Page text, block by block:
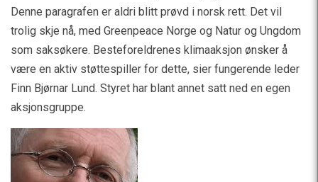
Denne paragrafen er aldri blitt prøvd i norsk rett. Det vil
trolig skje nå, med Greenpeace Norge og Natur og Ungdom
som saksøkere. Besteforeldrenes klimaaksjon ønsker å
være en aktiv støttespiller for dette, sier fungerende leder
Finn Bjørnar Lund. Styret har blant annet satt ned en egen
aksjonsgruppe.